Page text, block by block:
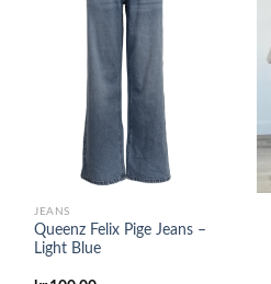
JEANS
Queenz Felix Pige Jeans –
Light Blue